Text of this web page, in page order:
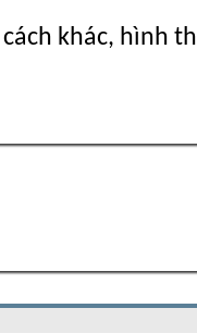
khác, hình